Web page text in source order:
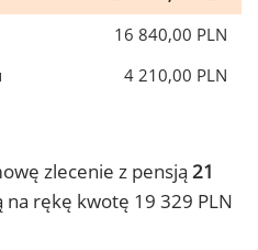
16 840,00 PLN
4 210,00 PLN
zlecenie z pensją 21
na rękę kwotę 19 329 PLN